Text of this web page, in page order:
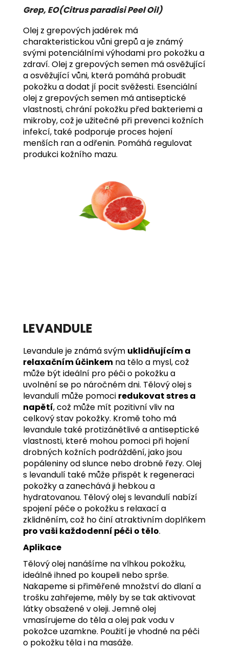
Grep, EO(Citrus paradisi Peel Oil)
Olej z grepových jadérek má
charakteristickou vůni grepů a je známý
svými potenciálními výhodami pro pokožku a
zdraví. Olej z grepových semen má osvěžující
a osvěžující vůni, která pomáhá probudit
pokožku a dodat jí pocit svěžesti. Esenciální
olej z grepových semen má antiseptické
vlastnosti, chrání pokožku před bakteriemi a
mikroby, což je užitečné při prevenci kožních
infekcí, také podporuje proces hojení
menších ran a odřenin. Pomáhá regulovat
produkci kožního mazu.
LEVANDULE
Levandule je známá svým uklidňujícím a
relaxačním účinkem na tělo a mysl, což
může být ideální pro péči o pokožku a
uvolnění se po náročném dni. Tělový olej s
levandulí může pomoci redukovat stres a
napětí, což může mít pozitivní vliv na
celkový stav pokožky. Kromě toho má
levandule také protizánětlivé a antiseptické
vlastnosti, které mohou pomoci při hojení
drobných kožních podráždění, jako jsou
popáleniny od slunce nebo drobné řezy. Olej
s levandulí také může přispět k regeneraci
pokožky a zanechává ji hebkou a
hydratovanou. Tělový olej s levandulí nabízí
spojení péče o pokožku s relaxací a
zklidněním, což ho činí atraktivním doplňkem
pro vaši každodenní péči o tělo.
Aplikace
Tělový olej nanášíme na vlhkou pokožku,
ideálně ihned po koupeli nebo sprše.
Nakapeme si přiměřené množství do dlaní a
trošku zahřejeme, měly by se tak aktivovat
látky obsažené v oleji. Jemně olej
vmasírujeme do těla a olej pak vodu v
pokožce uzamkne. Použití je vhodné na péči
o pokožku těla i na masáže.